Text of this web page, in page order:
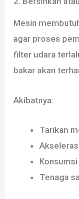
Mesin
agar proses
filter udara
bakar akan
Akibatnya:
Tarikan
Tenaga